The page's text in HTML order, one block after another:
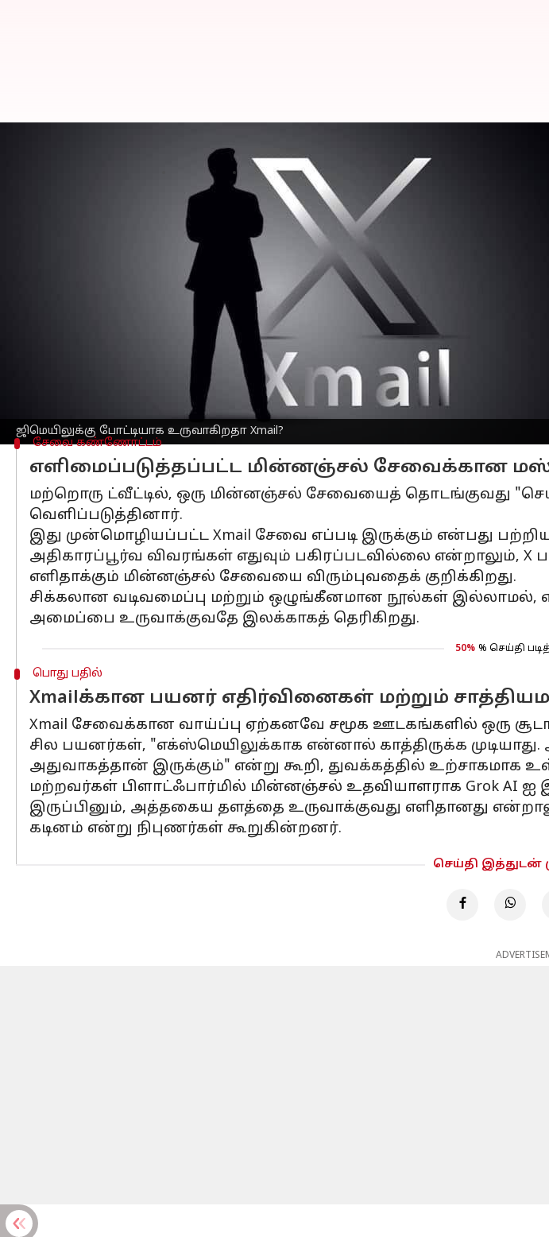
ஜிமெயிலுக்கு போட்டியாக உருவாகிறதா Xmail?
ஜிமெயிலுக்கு போட்டியாக உருவாகிறதா
Dec 19, 2024 11:50 am
ஸ்பேஸ்எக்ஸ் , நியூராலிங்க் மற்றும் சமூக ஊடகத்
தொழில்நுட்பத் தலைவரான எலான் மஸ்க்
, எக்ஸ்மெயில்
கொண்டிருக்கிறது என ஊடகத்தில் செய்திகள்
இணைய ஆராய்ச்சியாளர் நிமி ஓவ்ஜியின் ட்வீட்டிலிருந்து
அவர் @x.com மின்னஞ்சல் முகவரி அவரை ஜிமெயிலில்
ஊகங்களுக்கு காரணம்.
மஸ்க் அதற்கு, "சுவாரஸ்யமானது. மின்னஞ்சல் உட்பட செய்தி
சேவை கண்ணோட்டம்
எளிமைப்படுத்தப்பட்ட மின்னஞ்சல் சேவைக்கான
மற்றொரு ட்வீட்டில், ஒரு மின்னஞ்சல் சேவையைத் தொடங்குவது
வெளிப்படுத்தினார்.
இது முன்மொழியப்பட்ட Xmail சேவை எப்படி இருக்கும் என்பது
அதிகாரப்பூர்வ விவரங்கள் எதுவும் பகிரப்படவில்லை என்றாலும்,
எளிதாக்கும் மின்னஞ்சல் சேவையை விரும்புவதைக் குறிக்கிறது.
சிக்கலான வடிவமைப்பு மற்றும் ஒழுங்கீனமான நூல்கள் இல்லாமல்,
அமைப்பை உருவாக்குவதே இலக்காகத் தெரிகிறது.
50% % செய்தி
பொது பதில்
Xmailக்கான பயனர் எதிர்வினைகள் மற்றும்
Xmail சேவைக்கான வாய்ப்பு ஏற்கனவே சமூக ஊடகங்களில் ஒரு
சில பயனர்கள், "எக்ஸ்மெயிலுக்காக என்னால் காத்திருக்க
அதுவாகத்தான் இருக்கும்" என்று கூறி, துவக்கத்தில் உற்சாகமாக
மற்றவர்கள் பிளாட்ஃபார்மில் மின்னஞ்சல் உதவியாளராக Grok
இருப்பினும், அத்தகைய தளத்தை உருவாக்குவது எளிதானது
கடினம் என்று நிபுணர்கள் கூறுகின்றனர்.
செய்தி இத்துடன்